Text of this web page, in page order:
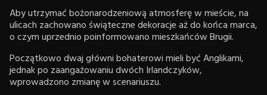
Aby utrzymać bożonarodzeniową atmosferę w mieście, na
ulicach zachowano świąteczne dekoracje aż do końca marca,
o czym uprzednio poinformowano mieszkańców Brugii.
Początkowo dwaj główni bohaterowi mieli być Anglikami,
jednak po zaangażowaniu dwóch Irlandczyków,
wprowadzono zmianę w scenariuszu.